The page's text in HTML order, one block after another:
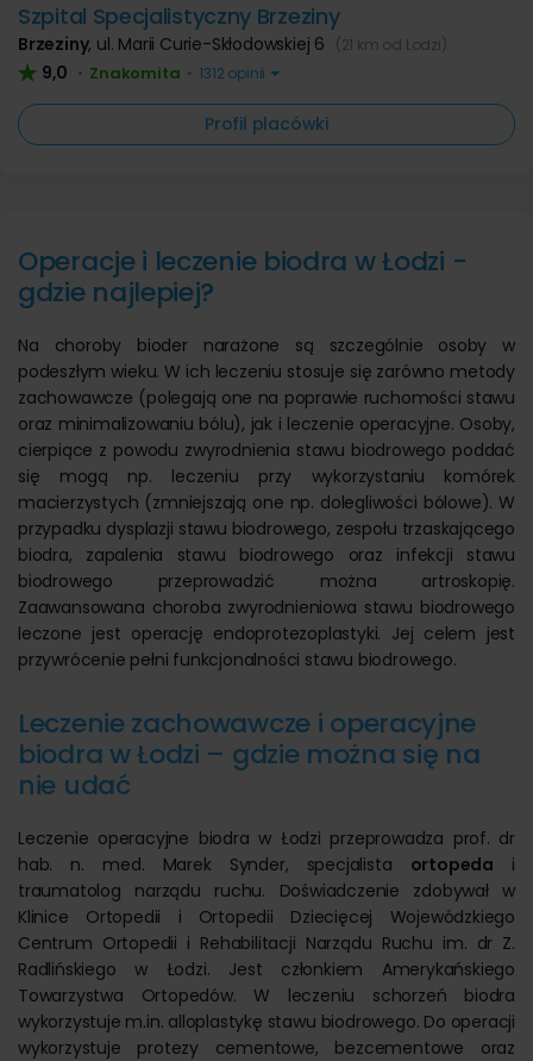
Szpital Specjalistyczny Brzeziny
Brzeziny, ul. Marii Curie-Skłodowskiej 6 (21 km od Łodzi)
9,0 • Znakomita • 1312 opinii
Profil placówki
Operacje i leczenie biodra w Łodzi -
gdzie najlepiej?
Na choroby bioder narażone są szczególnie osoby w
podeszłym wieku. W ich leczeniu stosuje się zarówno metody
zachowawcze (polegają one na poprawie ruchomości stawu
oraz minimalizowaniu bólu), jak i leczenie operacyjne. Osoby,
cierpiące z powodu zwyrodnienia stawu biodrowego poddać
się mogą np. leczeniu przy wykorzystaniu komórek
macierzystych (zmniejszają one np. dolegliwości bólowe). W
przypadku dysplazji stawu biodrowego, zespołu trzaskającego
biodra, zapalenia stawu biodrowego oraz infekcji stawu
biodrowego przeprowadzić można artroskopię.
Zaawansowana choroba zwyrodnieniowa stawu biodrowego
leczone jest operację endoprotezoplastyki. Jej celem jest
przywrócenie pełni funkcjonalności stawu biodrowego.
Leczenie zachowawcze i operacyjne
biodra w Łodzi – gdzie można się na
nie udać
Leczenie operacyjne biodra w Łodzi przeprowadza prof. dr
hab. n. med. Marek Synder, specjalista ortopeda i
traumatolog narządu ruchu. Doświadczenie zdobywał w
Klinice Ortopedii i Ortopedii Dziecięcej Wojewódzkiego
Centrum Ortopedii i Rehabilitacji Narządu Ruchu im. dr Z.
Radlińskiego w Łodzi. Jest członkiem Amerykańskiego
Towarzystwa Ortopedów. W leczeniu schorzeń biodra
wykorzystuje m.in. alloplastykę stawu biodrowego. Do operacji
wykorzystuje protezy cementowe, bezcementowe oraz